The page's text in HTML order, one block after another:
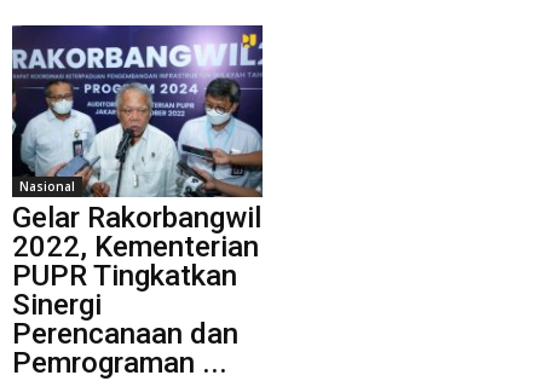
Nasional
Gelar Rakorbangwil
2022, Kementerian
PUPR Tingkatkan
Sinergi
Perencanaan dan
Pemrograman ...